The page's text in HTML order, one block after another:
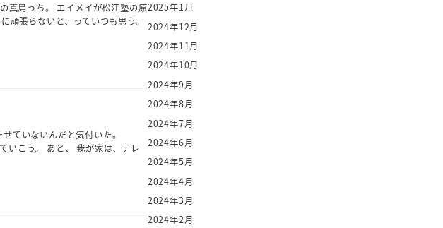
真島っち。 エイメイが松江塾の原
頑張らないと、っていつも思う。
ていないんだと気付いた。
いこう。 あと、 我が家は、テレ
2025年1月
2024年12月
2024年11月
2024年10月
2024年9月
2024年8月
2024年7月
2024年6月
2024年5月
2024年4月
2024年3月
2024年2月